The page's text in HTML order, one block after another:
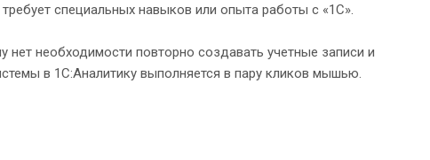
специальных навыков или опыта работы с «1С».
необходимости повторно создавать учетные записи и
в 1С:Аналитику выполняется в пару кликов мышью.